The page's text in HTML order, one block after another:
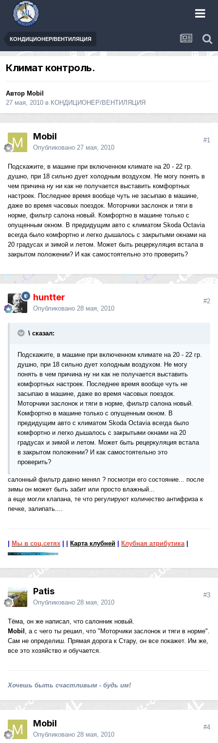
КОНДИЦИОНЕР/ВЕНТИЛЯЦИЯ
Климат контроль.
Автор Mobil
27 мая, 2010 в КОНДИЦИОНЕР/ВЕНТИЛЯЦИЯ
Mobil
Опубликовано 27 мая, 2010
#1
Подскажите, в машине при включенном климате на 20 - 22 гр.
душно, при 18 сильно дует холодным воздухом. Не могу понять в
чем причина ну ни как не получается выставить комфортных
настроек. Последнее время вообще чуть не засыпаю в машине,
даже во время часовых поездок. Моторчики заслонок и тяги в
норме, фильтр салона новый. Комфортно в машине только с
опущенным окном. В предидущим авто с климатом Skoda Octavia
всегда было комфортно и легко дышалось с закрытыми окнами на
20 градусах и зимой и летом. Может быть рецеркуляция встала в
закрытом положении? И как самостоятельно это проверить?
huntter
Опубликовано 28 мая, 2010
#2
\ сказал:
Подскажите, в машине при включенном климате на 20 - 22 гр.
душно, при 18 сильно дует холодным воздухом. Не могу
понять в чем причина ну ни как не получается выставить
комфортных настроек. Последнее время вообще чуть не
засыпаю в машине, даже во время часовых поездок.
Моторчики заслонок и тяги в норме, фильтр салона новый.
Комфортно в машине только с опущенным окном. В
предидущим авто с климатом Skoda Octavia всегда было
комфортно и легко дышалось с закрытыми окнами на 20
градусах и зимой и летом. Может быть рецеркуляция встала
в закрытом положении? И как самостоятельно это
проверить?
салонный фильтр давно менял ? посмотри его состояние... после
зимы он может быть забит или просто влажный...
а еще могли клапана, те что регулируют количество антифриза к
печке, залипать....
Мы в соц.сетях Карта клубней Клубная атрибутика|
Patis
Опубликовано 28 мая, 2010
#3
Тёма, он же написал, что салонник новый.
Mobil , а с чего ты решил, что "Моторчики заслонок и тяги в норме".
Сам не определиш. Прямая дорога к Стару, он все покажет. Им же,
все это хозяйство и обучается.
Хочешь быть счастливым - будь им!
Mobil
Опубликовано 28 мая, 2010
#4